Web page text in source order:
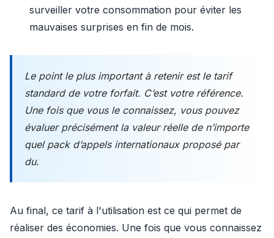
surveiller votre consommation pour éviter les
mauvaises surprises en fin de mois.
Le point le plus important à retenir est le tarif
standard de votre forfait. C’est votre référence.
Une fois que vous le connaissez, vous pouvez
évaluer précisément la valeur réelle de n’importe
quel pack d’appels internationaux proposé par
du.
Au final, ce tarif à l'utilisation est ce qui permet de
réaliser des économies. Une fois que vous connaissez